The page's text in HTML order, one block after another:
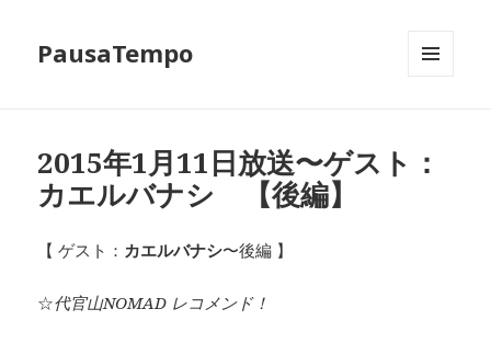
PausaTempo
2015年1月11日放送〜ゲスト：
カエルバナシ 【後編】
【 ゲスト： カエルバナシ〜後編 】
☆代官山NOMAD レコメンド！